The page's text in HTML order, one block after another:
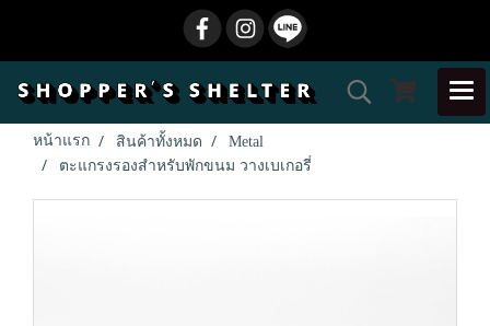
หน้าแรก สินค้าทั้งหมด
Metal
ตะแกรงรองสำหรับพักขนม วางเบเกอรี่